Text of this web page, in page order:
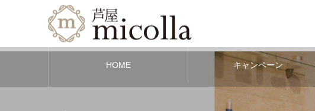
HOME キャンペーン